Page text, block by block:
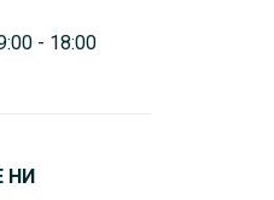
- 18:00
НИ